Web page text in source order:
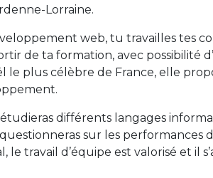
Lorraine.
web, tu travailles tes
de ta formation, avec possibilité
le plus célèbre de France, elle
différents langages
sur les
le travail d’équipe est valorisé et il